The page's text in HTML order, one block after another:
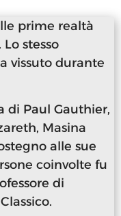
prime realtà
stesso
vissuto durante
di Paul Gauthier,
Masina
alle sue
coinvolte fu
di